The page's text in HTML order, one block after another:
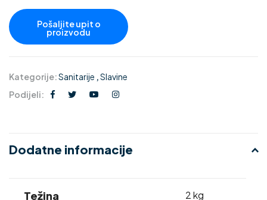
Kategorije:Sanitarije Slavine
Podijeli:
Dodatne informacije
Težina 2 kg